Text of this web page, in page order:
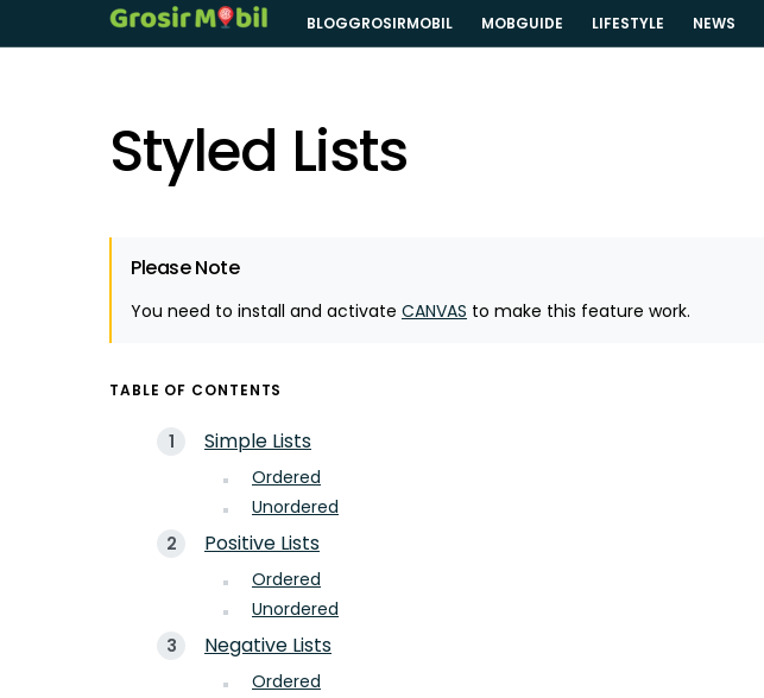
BLOGGROSIRMOBIL MOBGUIDE LIFESTYLE NEWS
Styled Lists
Please Note
You need to install and activate CANVAS to make this feature work.
TABLE OF CONTENTS
Simple Lists
Ordered
Unordered
Positive Lists
Ordered
Unordered
Negative Lists
Ordered